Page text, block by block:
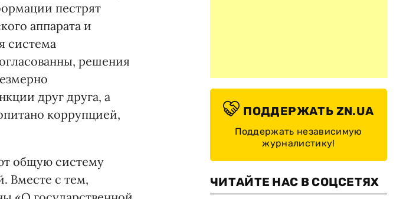
пестрят
аппарата и
система
решения
друг друга, а
коррупцией,
общую систему
Вместе с тем,
ПОДДЕРЖАТЬ ZN.UA
Поддержать независимую
журналистику!
ЧИТАЙТЕ НАС В СОЦСЕТЯХ